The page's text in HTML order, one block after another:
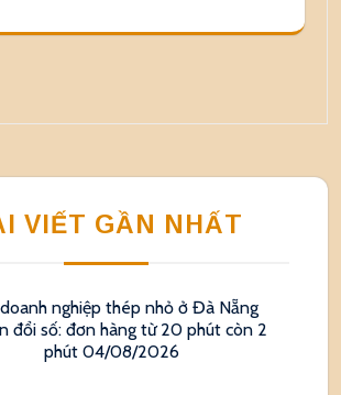
VIẾT GẦN NHẤT
nghiệp thép nhỏ ở Đà Nẵng
đổi số: đơn hàng từ 20 phút còn 2
phút 04/08/2026